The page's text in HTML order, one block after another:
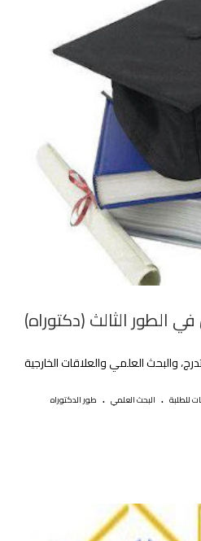
الطور الثالث (دكتوراه)
والبحث العلمي والعلاقات الخارجية
للطلبة . البحث العلمي . طور الدكتوراه